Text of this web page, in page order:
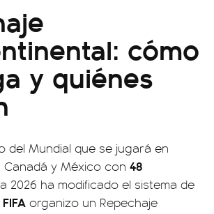
cómo
y quiénes
del Mundial que se jugará en
Canadá y México con 48
2026 ha modificado el sistema de
FIFA organizo un Repechaje